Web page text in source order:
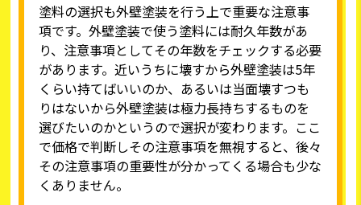
塗料の選択も外壁塗装を行う上で重要な注意事
項です。外壁塗装で使う塗料には耐久年数があ
り、注意事項としてその年数をチェックする必要
があります。近いうちに壊すから外壁塗装は5年
くらい持てばいいのか、あるいは当面壊すつも
りはないから外壁塗装は極力長持ちするものを
選びたいのかというので選択が変わります。ここ
で価格で判断しその注意事項を無視すると、後々
その注意事項の重要性が分かってくる場合も少な
くありません。